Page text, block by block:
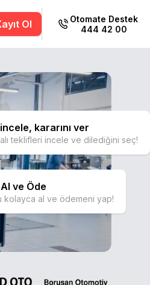
Ol
Otomate Destek
444 42 00
kararını ver
teklifleri incele ve dilediğini seç!
ve Öde
kolayca al ve ödemeni yap!